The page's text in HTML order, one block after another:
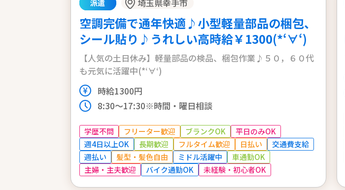
派遣 埼玉県幸手市
空調完備で通年快適♪小型軽量部品の梱包、
シール貼り♪うれしい高時給￥1300(*‘∀‘)
【人気の土日休み】軽量部品の検品、梱包作業♪５０，６０代
も元気に活躍中(*‘∀‘)
時給1300円
8:30〜17:30※時間・曜日相談
学歴不問 フリーター歓迎 ブランクOK
平日のみOK
週4日以上OK
長期歓迎 フルタイム歓迎 日払い
交通費支給
週払い
髪型・髪色自由 ミドル活躍中
車通勤OK
主婦・主夫歓迎
バイク通勤OK 未経験・初心者OK